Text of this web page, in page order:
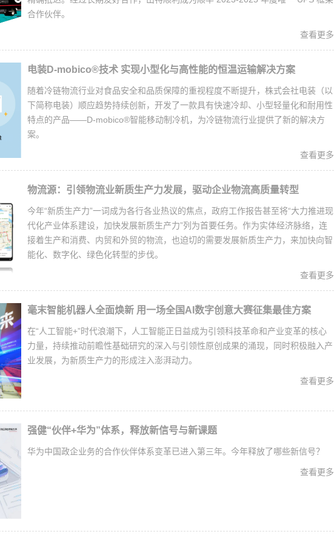
合作伙伴。
查看更多
电装D-mobico®技术 实现小型化与高性能的恒温运输解决方案
随着冷链物流行业对食品安全和品质保障的重视程度不断提升，株式会社电装（以
下简称电装）顺应趋势持续创新，开发了一款具有快速冷却、小型轻量化和耐用性
特点的产品——D-mobico®智能移动制冷机，为冷链物流行业提供了新的解决方
案。
查看更多
物流源：引领物流业新质生产力发展，驱动企业物流高质量转型
今年“新质生产力”一词成为各行各业热议的焦点，政府工作报告甚至将“大力推进现
代化产业体系建设，加快发展新质生产力”列为首要任务。作为实体经济脉络，连
接着生产和消费、内贸和外贸的物流，也迫切的需要发展新质生产力，来加快向智
能化、数字化、绿色化转型的步伐。
查看更多
毫末智能机器人全面焕新 用一场全国AI数字创意大赛征集最佳方案
在“人工智能+”时代浪潮下，人工智能正日益成为引领科技革命和产业变革的核心
力量，持续推动前瞻性基础研究的深入与引领性原创成果的涌现，同时积极融入产
业发展，为新质生产力的形成注入澎湃动力。
查看更多
强健“伙伴+华为”体系，释放新信号与新课题
华为中国政企业务的合作伙伴体系变革已进入第三年。今年释放了哪些新信号？
查看更多